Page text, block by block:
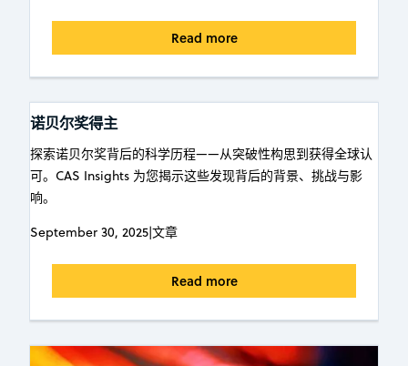
Read more
诺贝尔奖得主
探索诺贝尔奖背后的科学历程——从突破性构思到获得全球认
可。CAS Insights 为您揭示这些发现背后的背景、挑战与影
响。
September 30, 2025|文章
Read more